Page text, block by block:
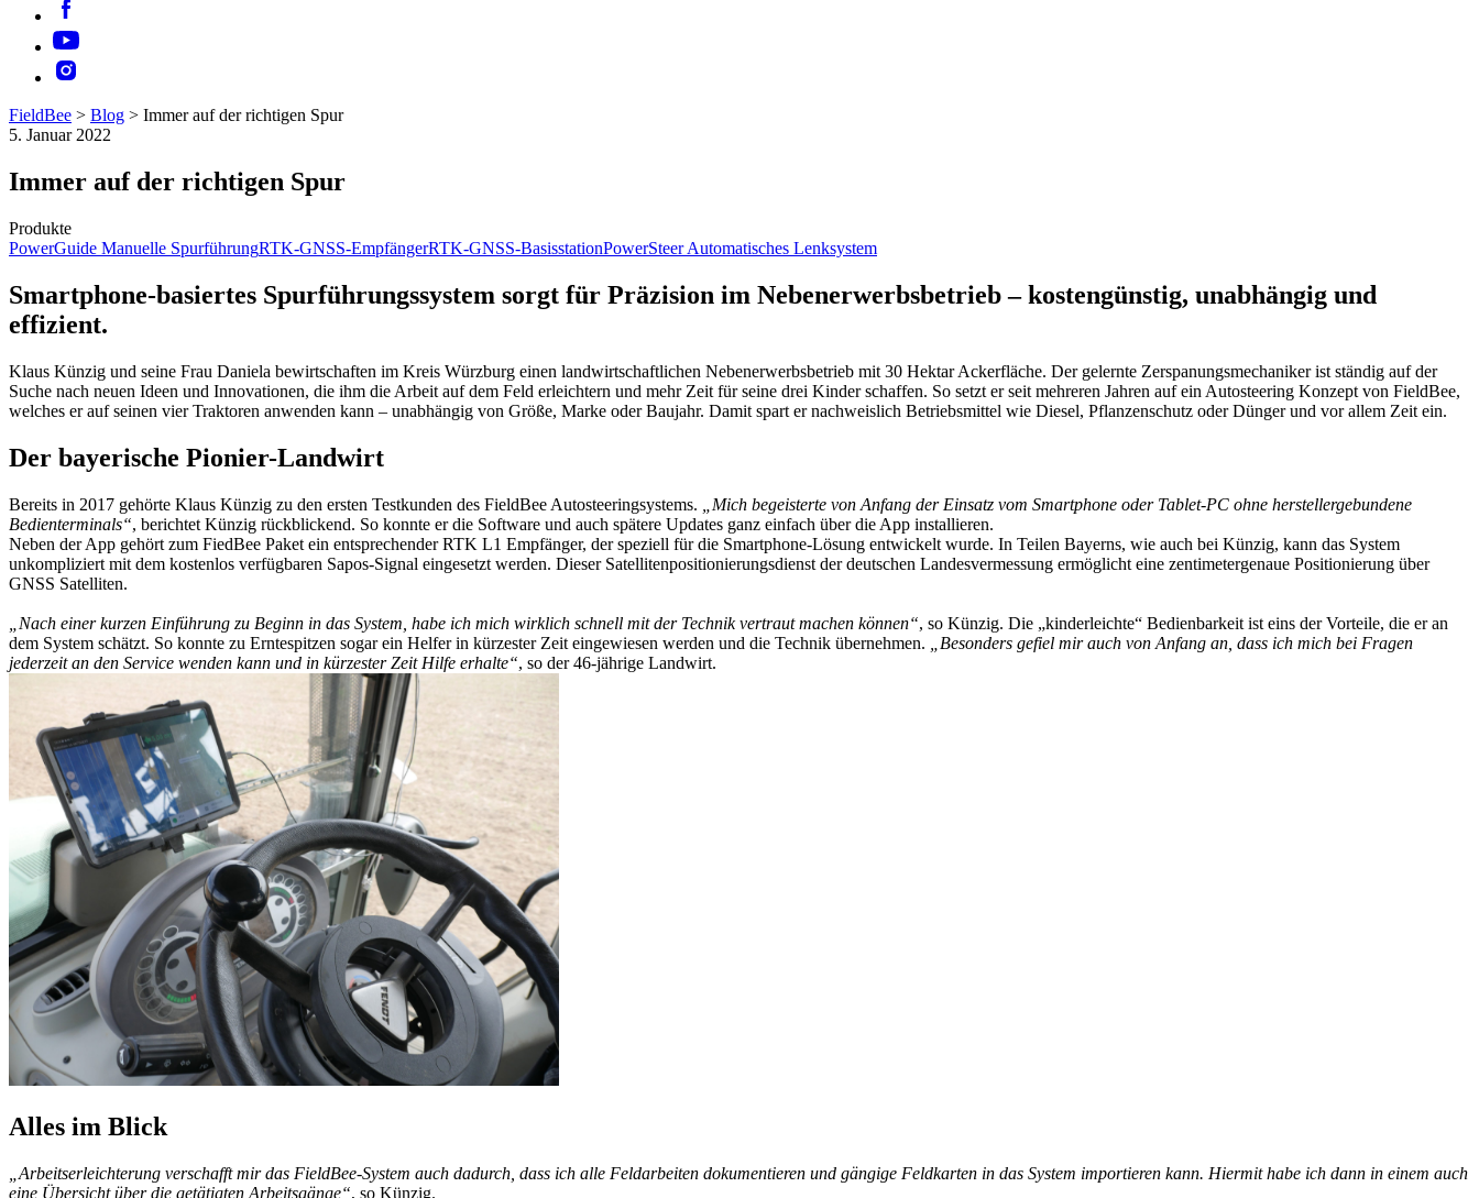
FieldBee > Blog > Immer auf der richtigen Spur
5. Januar 2022
Immer auf der richtigen Spur
Produkte
PowerGuide Manuelle SpurführungRTK-GNSS-EmpfängerRTK-GNSS-BasisstationPowerSteer Automatisches Lenksystem
Smartphone-basiertes Spurführungssystem sorgt für Präzision im Nebenerwerbsbetrieb – kostengünstig, unabhängig und
effizient.
Klaus Künzig und seine Frau Daniela bewirtschaften im Kreis Würzburg einen landwirtschaftlichen Nebenerwerbsbetrieb mit 30 Hektar Ackerfläche. Der gelernte Zerspanungsmechaniker ist ständig auf der
Suche nach neuen Ideen und Innovationen, die ihm die Arbeit auf dem Feld erleichtern und mehr Zeit für seine drei Kinder schaffen. So setzt er seit mehreren Jahren auf ein Autosteering Konzept von FieldBee,
welches er auf seinen vier Traktoren anwenden kann – unabhängig von Größe, Marke oder Baujahr. Damit spart er nachweislich Betriebsmittel wie Diesel, Pflanzenschutz oder Dünger und vor allem Zeit ein.
Der bayerische Pionier-Landwirt
Bereits in 2017 gehörte Klaus Künzig zu den ersten Testkunden des FieldBee Autosteeringsystems. „Mich begeisterte von Anfang der Einsatz vom Smartphone oder Tablet-PC ohne herstellergebundene
Bedienterminals“, berichtet Künzig rückblickend. So konnte er die Software und auch spätere Updates ganz einfach über die App installieren.
Neben der App gehört zum FiedBee Paket ein entsprechender RTK L1 Empfänger, der speziell für die Smartphone-Lösung entwickelt wurde. In Teilen Bayerns, wie auch bei Künzig, kann das System
unkompliziert mit dem kostenlos verfügbaren Sapos-Signal eingesetzt werden. Dieser Satellitenpositionierungsdienst der deutschen Landesvermessung ermöglicht eine zentimetergenaue Positionierung über
GNSS Satelliten.
„Nach einer kurzen Einführung zu Beginn in das System, habe ich mich wirklich schnell mit der Technik vertraut machen können“, so Künzig. Die „kinderleichte“ Bedienbarkeit ist eins der Vorteile, die er an
dem System schätzt. So konnte zu Erntespitzen sogar ein Helfer in kürzester Zeit eingewiesen werden und die Technik übernehmen.
„Besonders gefiel mir auch von Anfang an, dass ich mich bei Fragen
jederzeit an den Service wenden kann und in kürzester Zeit Hilfe erhalte“, so der 46-jährige Landwirt.
Alles im Blick
„Arbeitserleichterung verschafft mir das FieldBee-System auch dadurch, dass ich alle Feldarbeiten dokumentieren und gängige Feldkarten in das System importieren kann. Hiermit habe ich dann in einem auch
eine Übersicht über die getätigten Arbeitsgänge“, so Künzig.